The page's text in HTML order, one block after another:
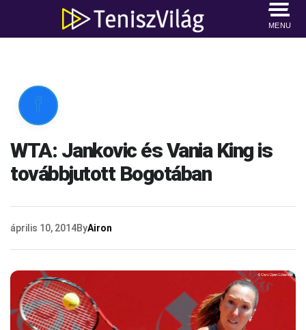
MENU

WTA: Jankovic és Vania King is
továbbjutott Bogotában
április 10, 2014ByAiron